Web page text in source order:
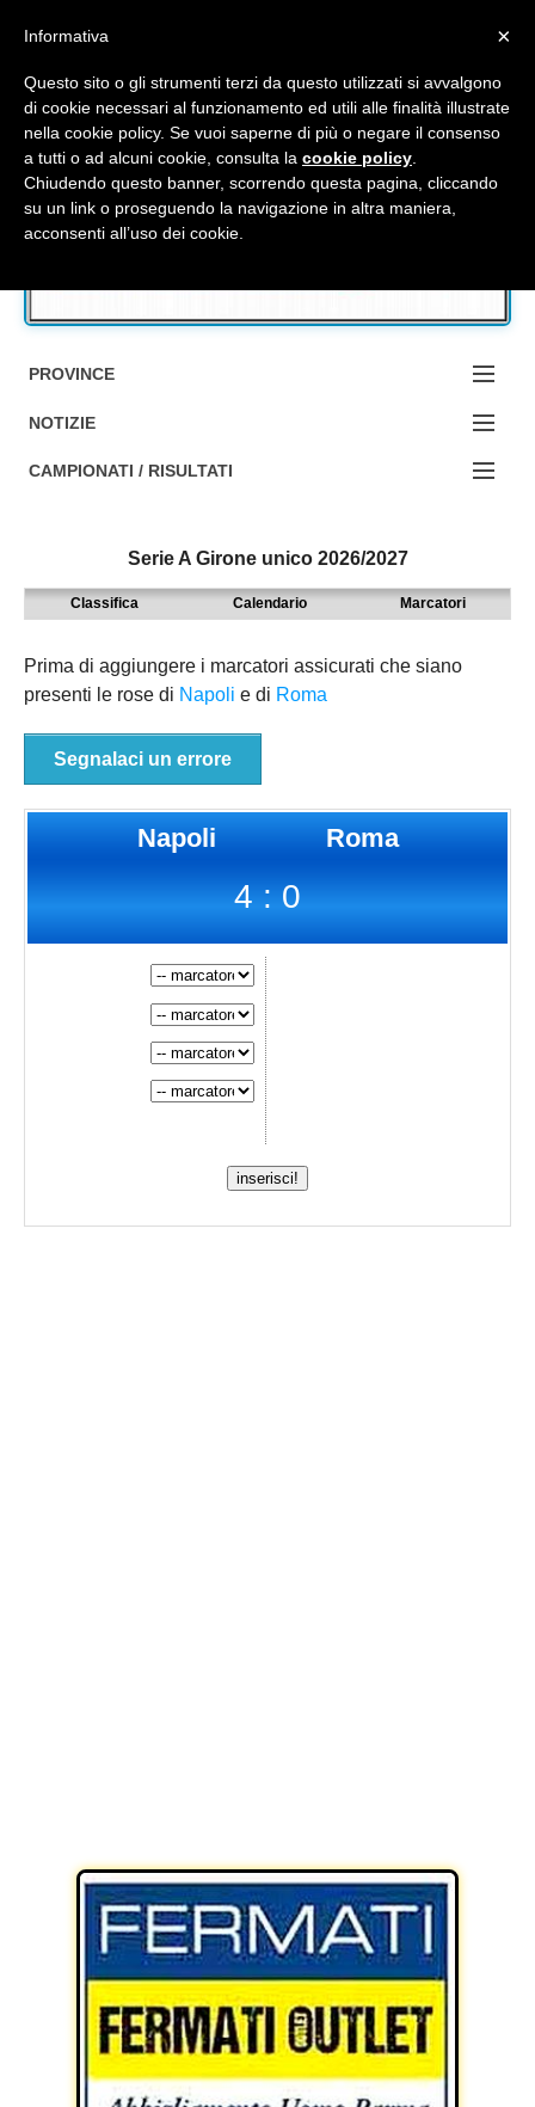
Accedi / Registrati
Contattaci
PROVINCE
EDIZIONE:
BOLOGNA
PARMA
PIACENZA
NOTIZIE
NOTIZIE:
9° TORNEO EMILIAGOL
ECCELLENZA
PRIMA
SECONDA
CAMPIONATI / RISULTATI
REGIONALI
Serie A Girone unico 2026/2027
Classifica Calendario Marcatori
Prima di aggiungere i marcatori assicurati che siano
presenti le rose di Napoli e di Roma
Segnalaci un errore
Napoli Roma
4 : 0
×
Informativa
Questo sito o gli strumenti terzi da questo utilizzati si avvalgono
di cookie necessari al funzionamento ed utili alle finalità illustrate
nella cookie policy. Se vuoi saperne di più o negare il consenso
a tutti o ad alcuni cookie, consulta la cookie policy
Chiudendo questo banner, scorrendo questa pagina, cliccando
su un link o proseguendo la navigazione in altra maniera,
acconsenti all’uso dei cookie.